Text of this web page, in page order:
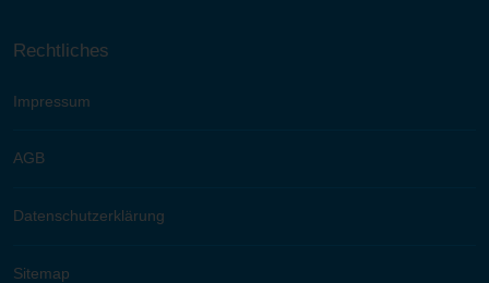
Rechtliches
Impressum
AGB
Datenschutzerklärung
Sitemap